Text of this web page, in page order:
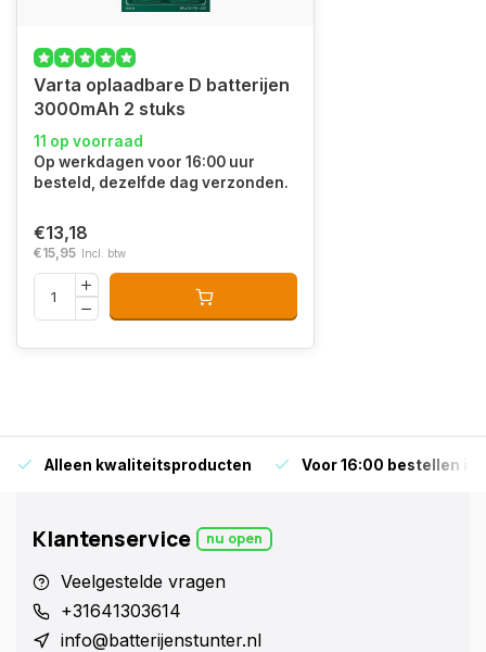
Varta oplaadbare D batterijen
3000mAh 2 stuks
11 op voorraad
Op werkdagen voor 16:00 uur
besteld, dezelfde dag verzonden.
€13,18
€15,95 Incl. btw
Alleen kwaliteitsproducten Voor 16:00 bestellen is
Klantenservice nu open
Veelgestelde vragen
+31641303614
info@batterijenstunter.nl